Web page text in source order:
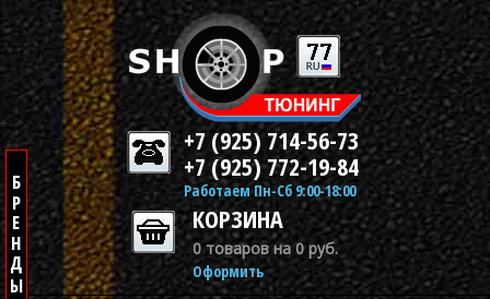
+7 (925) 714-56-73
+7 (925) 772-19-84
Работаем Пн-Сб 9:00-18:00
КОРЗИНА
0 товаров на 0 руб.
Оформить